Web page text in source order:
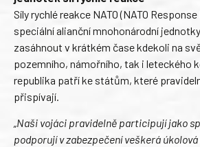
Síly rychlé reakce NATO (NATO
speciální alianční mnohonárodní
zasáhnout v krátkém čase kdekoli na
pozemního, námořního, tak i leteckého
republika patří ke státům, které
přispívají.
„Naši vojáci pravidelně participují jako
podporují v zabezpečení veškerá